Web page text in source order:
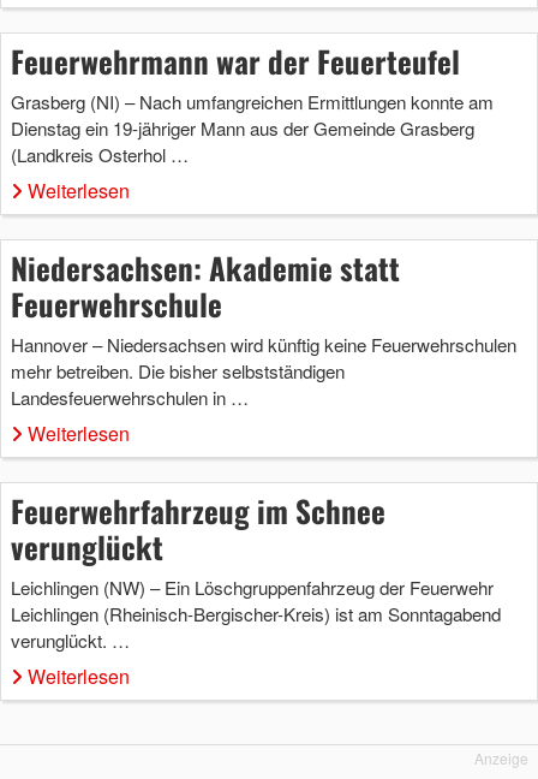
Feuerwehrmann war der Feuerteufel
Grasberg (NI) – Nach umfangreichen Ermittlungen konnte am
Dienstag ein 19-jähriger Mann aus der Gemeinde Grasberg
(Landkreis Osterhol …
Weiterlesen
Niedersachsen: Akademie statt
Feuerwehrschule
Hannover – Niedersachsen wird künftig keine Feuerwehrschulen
mehr betreiben. Die bisher selbstständigen
Landesfeuerwehrschulen in …
Weiterlesen
Feuerwehrfahrzeug im Schnee
verunglückt
Leichlingen (NW) – Ein Löschgruppenfahrzeug der Feuerwehr
Leichlingen (Rheinisch-Bergischer-Kreis) ist am Sonntagabend
verunglückt. …
Weiterlesen
Anzeige